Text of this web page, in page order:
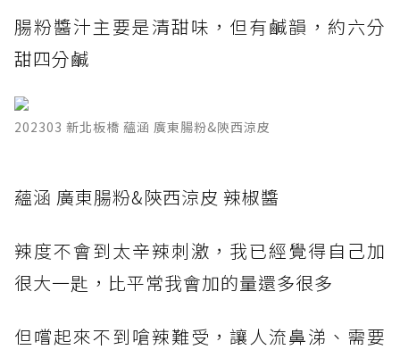
腸粉醬汁主要是清甜味，但有鹹韻，約六分
甜四分鹹
202303 新北板橋 蘊涵 廣東腸粉&陝西涼皮
蘊涵 廣東腸粉&陝西涼皮 辣椒醬
辣度不會到太辛辣刺激，我已經覺得自己加
很大一匙，比平常我會加的量還多很多
但嚐起來不到嗆辣難受，讓人流鼻涕、需要